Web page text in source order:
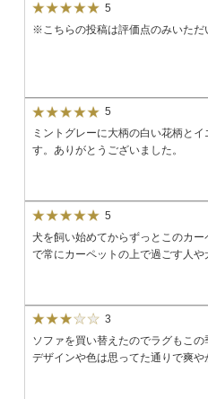
5
※こちらの投稿は評価点のみいただ
5
ミントグレーに大柄の白い花柄と
す。ありがとうございました。
5
犬を飼い始めてからずっとこのカ
で常にカーペットの上で過ごす人や
3
ソファを買い替えたのでラグもこ
デザインや色は思ってた通りで爽